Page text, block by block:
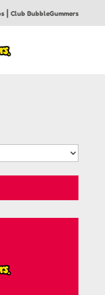
|Club BubbleGummers